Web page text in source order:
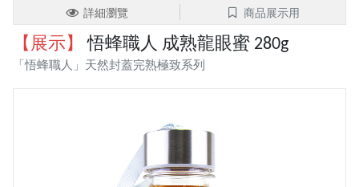
詳細瀏覽 商品展示用
【展示】 悟蜂職人 成熟龍眼蜜 280g
「悟蜂職人」天然封蓋完熟極致系列